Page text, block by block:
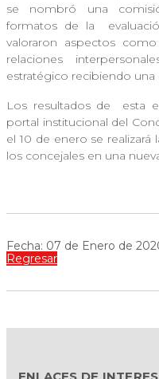
se nombró una
formatos de la
valoraron aspectos como
relaciones
estratégico recibiendo
Los resultados de
esta
portal institucional del
el 10 de enero se
los concejales en una
Fecha: 07 de Enero de
Regresar